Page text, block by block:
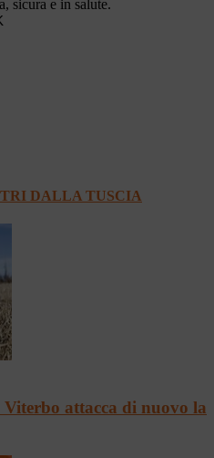
sicura e in salute.
DALLA TUSCIA
attacca di nuovo la